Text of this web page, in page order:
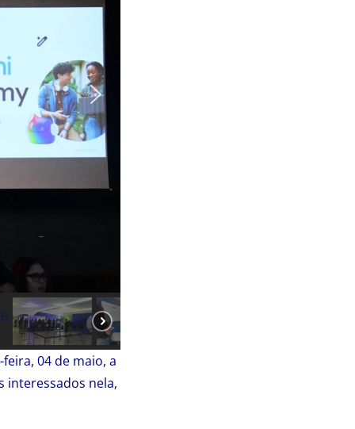
04 de maio, a
interessados nela,